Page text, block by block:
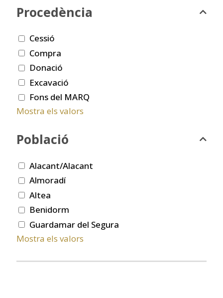
Procedència
Cessió
Compra
Donació
Excavació
Fons del MARQ
Mostra els valors
Població
Alacant/Alacant
Almoradí
Altea
Benidorm
Guardamar del Segura
Mostra els valors